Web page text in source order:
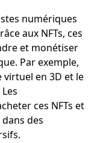
numériques
aux NFTs, ces
et monétiser
Par exemple,
en 3D et le
ces NFTs et
des